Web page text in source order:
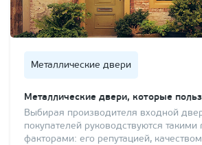
Металлические двери
Металлические двери, которые
Выбирая производителя входной
покупателей руководствуются такими
факторами: его репутацией,